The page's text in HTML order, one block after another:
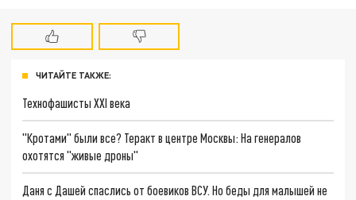
ЧИТАЙТЕ ТАКЖЕ:
Технофашисты XXI века
"Кротами" были все? Теракт в центре Москвы: На генералов
охотятся "живые дроны"
Даня с Дашей спаслись от боевиков ВСУ. Но беды для малышей не